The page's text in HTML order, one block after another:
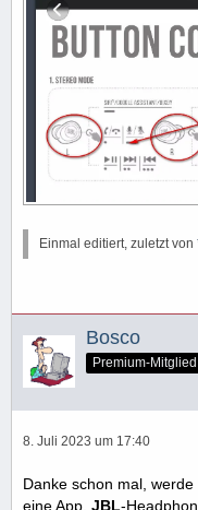
Einmal editiert, zuletzt von
Bosco
Premium-Mitglied
8. Juli 2023 um 17:40
Danke schon mal,
eine App, JBL-